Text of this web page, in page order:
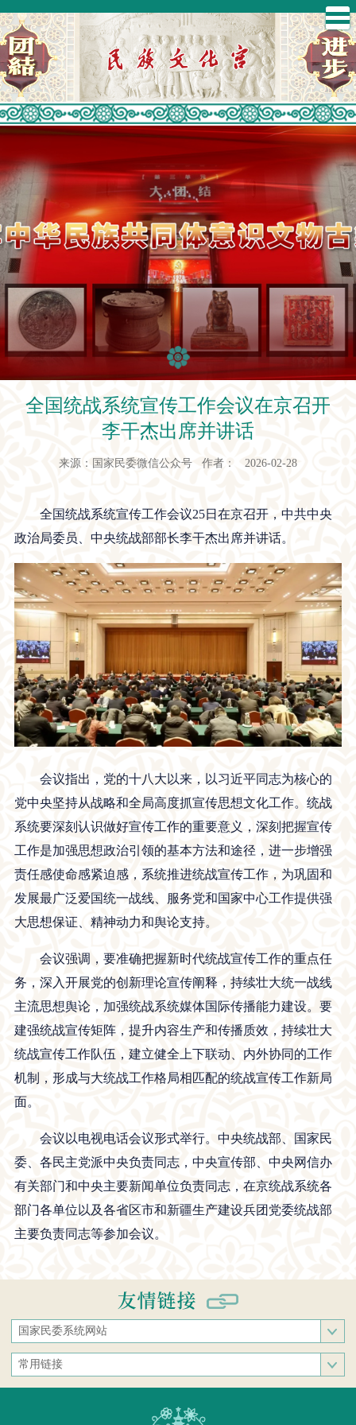
全国统战系统宣传工作会议在京召开
李干杰出席并讲话
来源：国家民委微信公众号 作者： 2026-02-28
全国统战系统宣传工作会议25日在京召开，中共中央
政治局委员、中央统战部部长李干杰出席并讲话。
会议指出，党的十八大以来，以习近平同志为核心的
党中央坚持从战略和全局高度抓宣传思想文化工作。统战
系统要深刻认识做好宣传工作的重要意义，深刻把握宣传
工作是加强思想政治引领的基本方法和途径，进一步增强
责任感使命感紧迫感，系统推进统战宣传工作，为巩固和
发展最广泛爱国统一战线、服务党和国家中心工作提供强
大思想保证、精神动力和舆论支持。
会议强调，要准确把握新时代统战宣传工作的重点任
务，深入开展党的创新理论宣传阐释，持续壮大统一战线
主流思想舆论，加强统战系统媒体国际传播能力建设。要
建强统战宣传矩阵，提升内容生产和传播质效，持续壮大
统战宣传工作队伍，建立健全上下联动、内外协同的工作
机制，形成与大统战工作格局相匹配的统战宣传工作新局
面。
会议以电视电话会议形式举行。中央统战部、国家民
委、各民主党派中央负责同志，中央宣传部、中央网信办
有关部门和中央主要新闻单位负责同志，在京统战系统各
部门各单位以及各省区市和新疆生产建设兵团党委统战部
主要负责同志等参加会议。
国家民委系统网站
国家民族事务委员会
中央民族大学
常用链接
中央统战部